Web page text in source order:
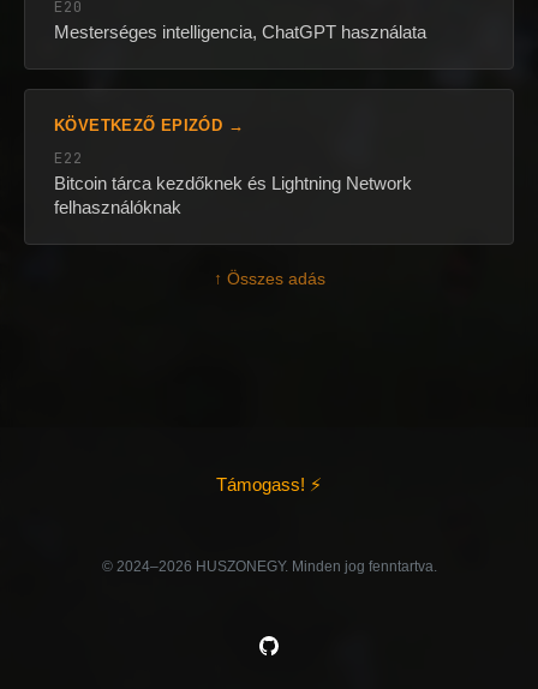
E20
Mesterséges intelligencia, ChatGPT használata
KÖVETKEZŐ EPIZÓD →
E22
Bitcoin tárca kezdőknek és Lightning Network
felhasználóknak
↑ Összes adás
Támogass! ⚡
©️ 2024–2026 HUSZONEGY. Minden jog fenntartva.